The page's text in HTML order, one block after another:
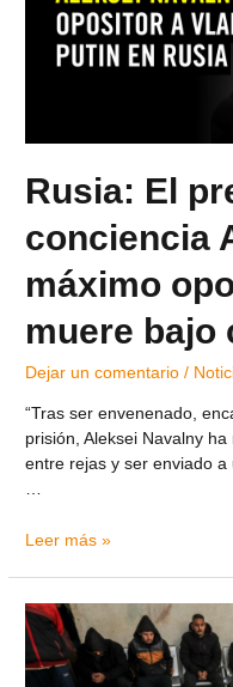
Rusia: El
conciencia
máximo
muere bajo
Dejar un comentario /
“Tras ser envenenado,
prisión, Aleksei Navalny
entre rejas y ser enviado
Leer más »